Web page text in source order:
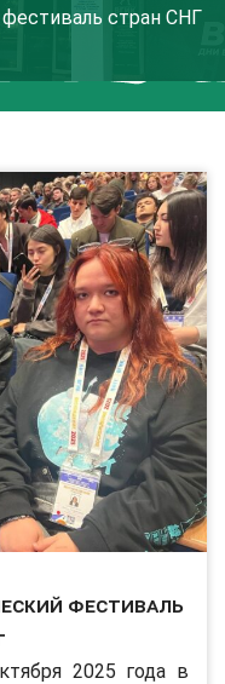
стран СНГ
фестиваль
2025 года в